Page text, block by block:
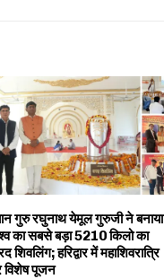
गुरु रघुनाथ येमूल गुरुजी ने बनाया
का सबसे बड़ा 5210 किलो का
शिवलिंग; हरिद्वार में महाशिवरात्रि
विशेष पूजन